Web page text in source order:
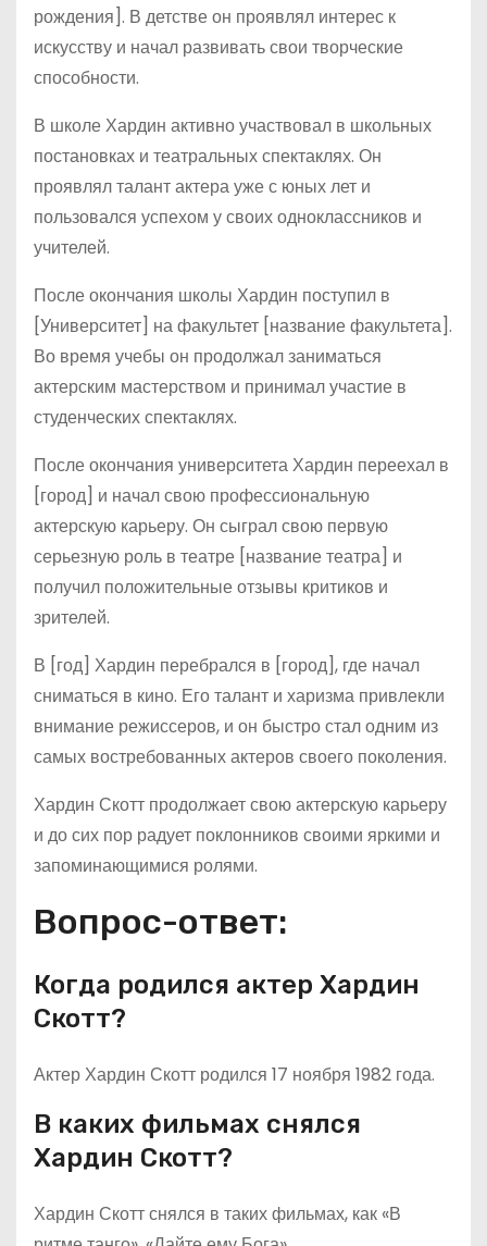
рождения]. В детстве он проявлял интерес к
искусству и начал развивать свои творческие
способности.
В школе Хардин активно участвовал в школьных
постановках и театральных спектаклях. Он
проявлял талант актера уже с юных лет и
пользовался успехом у своих одноклассников и
учителей.
После окончания школы Хардин поступил в
[Университет] на факультет [название факультета].
Во время учебы он продолжал заниматься
актерским мастерством и принимал участие в
студенческих спектаклях.
После окончания университета Хардин переехал в
[город] и начал свою профессиональную
актерскую карьеру. Он сыграл свою первую
серьезную роль в театре [название театра] и
получил положительные отзывы критиков и
зрителей.
В [год] Хардин перебрался в [город], где начал
сниматься в кино. Его талант и харизма привлекли
внимание режиссеров, и он быстро стал одним из
самых востребованных актеров своего поколения.
Хардин Скотт продолжает свою актерскую карьеру
и до сих пор радует поклонников своими яркими и
запоминающимися ролями.
Вопрос-ответ:
Когда родился актер Хардин
Скотт?
Актер Хардин Скотт родился 17 ноября 1982 года.
В каких фильмах снялся
Хардин Скотт?
Хардин Скотт снялся в таких фильмах, как «В